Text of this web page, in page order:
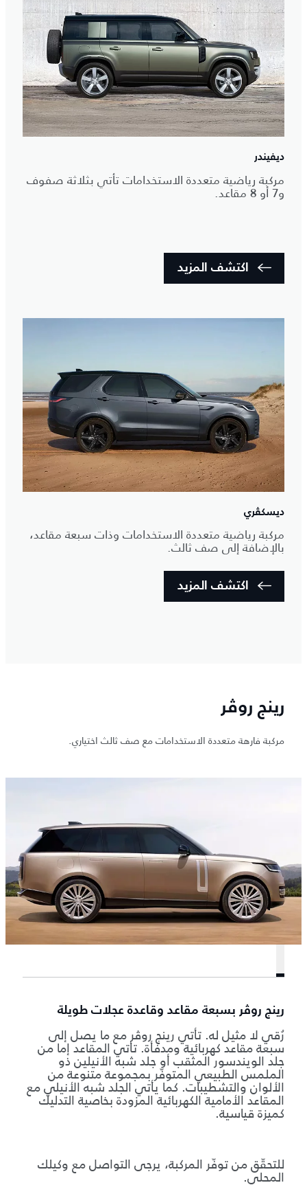
ديفيندر
مركبة رياضية متعددة الاستخدامات تأتي بثلاثة صفوف
و7 أو 8 مقاعد.
اكتشف المزيد
ديسكڤري
مركبة رياضية متعددة الاستخدامات وذات سبعة مقاعد،
بالإضافة إلى صف ثالث.
اكتشف المزيد
رينج روڤر
مركبة فارهة متعددة الاستخدامات مع صف ثالث اختياري.
رينج روڤر بسبعة مقاعد وقاعدة عجلات طويلة
رُقي لا مثيل له. تأتي رينج روڤر مع ما يصل إلى
سبعة مقاعد كهربائية ومدفأة. تأتي المقاعد إما من
جلد الويندسور المثقب أو جلد شبه الأنيلين ذو
الملمس الطبيعي المتوفّر بمجموعة متنوعة من
الألوان والتشطيبات. كما يأتي الجلد شبه الأنيلي مع
المقاعد الأمامية الكهربائية المزودة بخاصية التدليك
كميزة قياسية.
للتحقّق من توفّر المركبة، يرجى التواصل مع وكيلك
المحلي.